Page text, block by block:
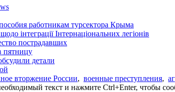
работникам турсектора Крыма
інтеграції Інтернаціональних легіонів
пострадавших
пятницу
детали
вторжение России, военные преступления,
текст и нажмите Ctrl+Enter, чтобы